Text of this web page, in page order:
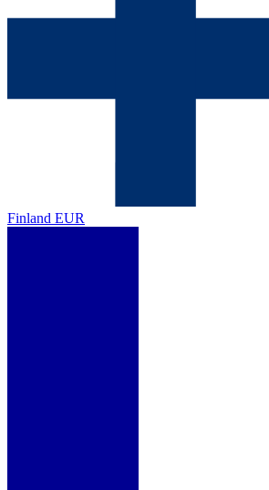
Finland EUR